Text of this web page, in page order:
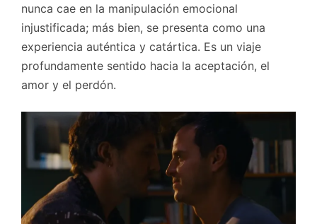
nunca cae en la manipulación emocional
injustificada; más bien, se presenta como una
experiencia auténtica y catártica. Es un viaje
profundamente sentido hacia la aceptación, el
amor y el perdón.